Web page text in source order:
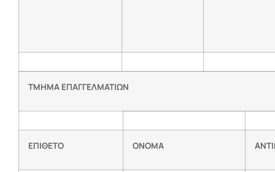
ΤΜΗΜΑ ΕΠΑΓΓΕΛΜΑΤΙΩΝ
ΕΠΙΘΕΤΟ ΟΝΟΜΑ